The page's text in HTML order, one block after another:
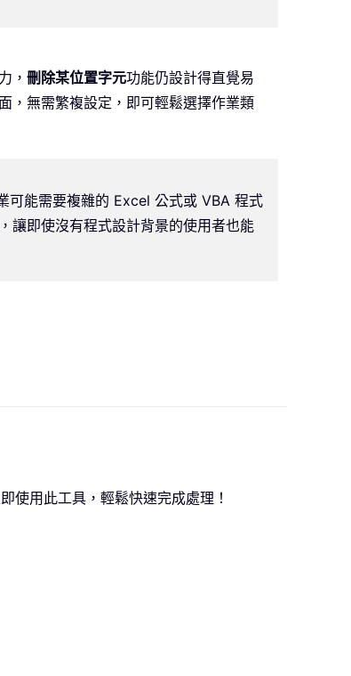
， 刪除某位置字元功能仍設計得直覺易
，無需繁複設定，即可輕鬆選擇作業類
可能需要複雜的 Excel 公式或 VBA 程式
讓即使沒有程式設計背景的使用者也能
使用此工具，輕鬆快速完成處理！